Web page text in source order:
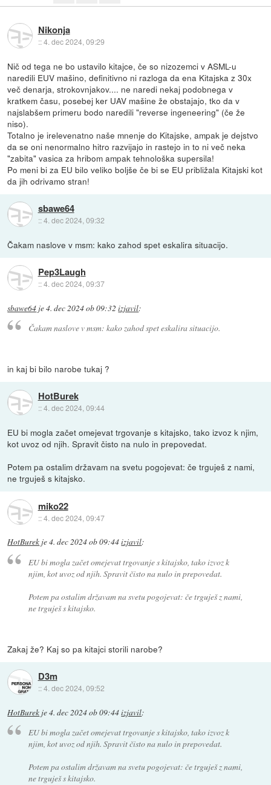
Nikonja
::4. dec 2024, 09:29
Nič od tega ne bo ustavilo kitajce, če so nizozemci v ASML-u
naredili EUV mašino, definitivno ni razloga da ena Kitajska z 30x
več denarja, strokovnjakov.... ne naredi nekaj podobnega v
kratkem času, posebej ker UAV mašine že obstajajo, tko da v
najslabšem primeru bodo naredili "reverse ingeneering" (če že
niso).
Totalno je irelevenatno naše mnenje do Kitajske, ampak je dejstvo
da se oni nenormalno hitro razvijajo in rastejo in to ni več neka
"zabita" vasica za hribom ampak tehnološka supersila!
Po meni bi za EU bilo veliko boljše če bi se EU približala Kitajski kot
da jih odrivamo stran!
sbawe64
::4. dec 2024, 09:32
Čakam naslove v msm: kako zahod spet eskalira situacijo.
Pep3Laugh
::4. dec 2024, 09:37
sbawe64 je4. dec 2024 ob 09:32 izjavil:
Čakam naslove v msm: kako zahod spet eskalira situacijo.
in kaj bi bilo narobe tukaj ?
HotBurek
::4. dec 2024, 09:44
EU bi mogla začet omejevat trgovanje s kitajsko, tako izvoz k njim,
kot uvoz od njih. Spravit čisto na nulo in prepovedat.
Potem pa ostalim državam na svetu pogojevat: če trguješ z nami,
ne trguješ s kitajsko.
miko22
::4. dec 2024, 09:47
HotBurek je4. dec 2024 ob 09:44izjavil:
EU bi mogla začet omejevat trgovanje s kitajsko, tako izvoz k
njim, kot uvoz od njih. Spravit čisto na nulo in prepovedat.
Potem pa ostalim državam na svetu pogojevat: če trguješ z nami,
ne trguješ s kitajsko.
Zakaj že? Kaj so pa kitajci storili narobe?
D3m
::4. dec 2024, 09:52
HotBurek je4. dec 2024 ob 09:44izjavil:
EU bi mogla začet omejevat trgovanje s kitajsko, tako izvoz k
njim, kot uvoz od njih. Spravit čisto na nulo in prepovedat.
Potem pa ostalim državam na svetu pogojevat: če trguješ z nami,
ne trguješ s kitajsko.